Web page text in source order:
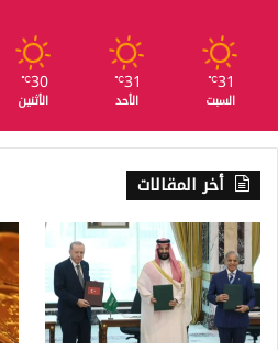
31
℃
السبت
31
℃
الأحد
30
℃
الأثنين
أخر المقالات